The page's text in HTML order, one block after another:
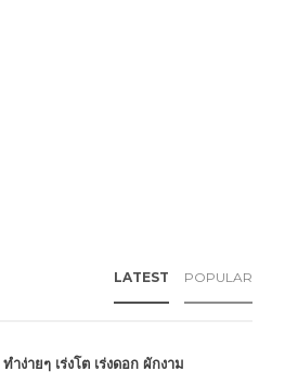
LATEST POPULAR
ำง่ายๆ เร่งโต เร่งดอก ผักงาม